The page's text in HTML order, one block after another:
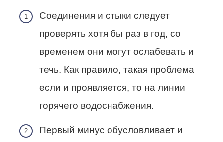
Соединения и стыки следует
проверять хотя бы раз в год, со
временем они могут ослабевать и
течь. Как правило, такая проблема
если и проявляется, то на линии
горячего водоснабжения.
Первый минус обусловливает и